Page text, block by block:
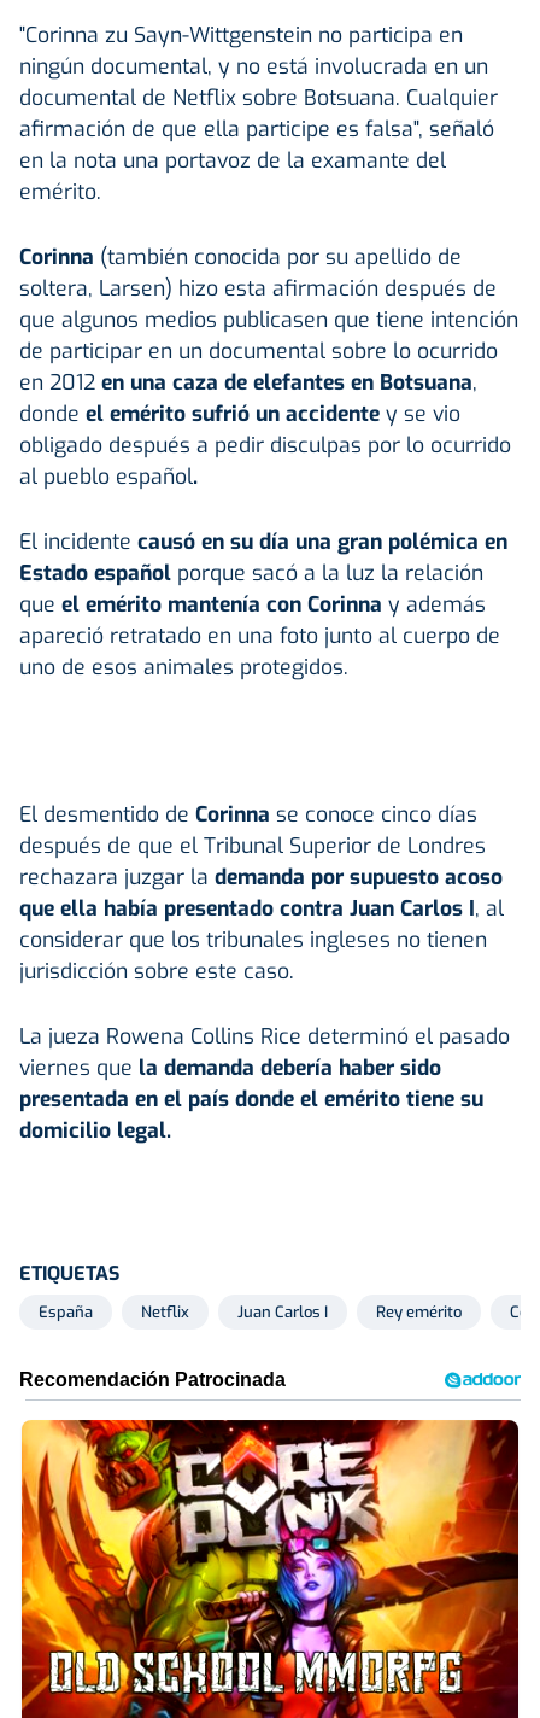
"Corinna zu Sayn-Wittgenstein no participa en
ningún documental, y no está involucrada en un
documental de Netflix sobre Botsuana. Cualquier
afirmación de que ella participe es falsa", señaló
en la nota una portavoz de la examante del
emérito.
Corinna (también conocida por su apellido de
soltera, Larsen) hizo esta afirmación después de
que algunos medios publicasen que tiene intención
de participar en un documental sobre lo ocurrido
en 2012 en una caza de elefantes en Botsuana,
donde el emérito sufrió un accidente y se vio
obligado después a pedir disculpas por lo ocurrido
al pueblo español.
El incidente causó en su día una gran polémica en
Estado español porque sacó a la luz la relación
que el emérito mantenía con Corinna y además
apareció retratado en una foto junto al cuerpo de
uno de esos animales protegidos.
El desmentido de Corinna se conoce cinco días
después de que el Tribunal Superior de Londres
rechazara juzgar la demanda por supuesto acoso
que ella había presentado contra Juan Carlos I, al
considerar que los tribunales ingleses no tienen
jurisdicción sobre este caso.
La jueza Rowena Collins Rice determinó el pasado
viernes que la demanda debería haber sido
presentada en el país donde el emérito tiene su
domicilio legal.
ETIQUETAS
España Netflix Juan Carlos I Rey emérito